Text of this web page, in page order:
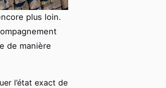
plus loin.
de manière
l’état exact de